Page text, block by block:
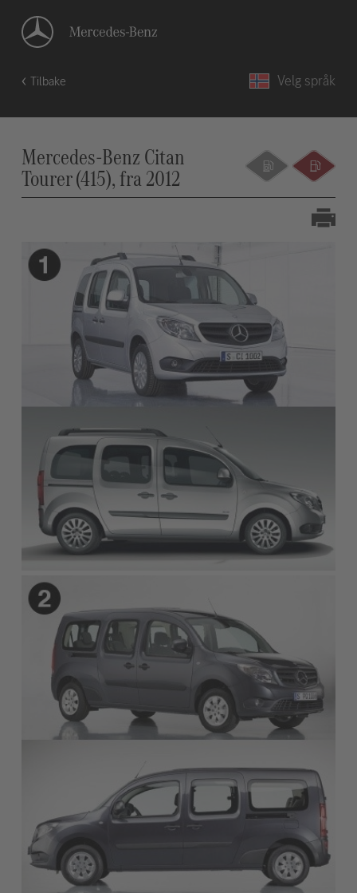
Tilbake Velg språk
Mercedes-Benz Citan
Tourer (415), fra 2012